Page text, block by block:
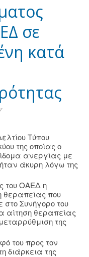
σε
κατά
Τύπου
της οποίας ο
ανεργίας με
άκυρη λόγω της
του ΟΑΕΔ η
θεραπείας που
Συνήγορο του
αίτηση θεραπείας
της
του προς τον
διάρκεια της